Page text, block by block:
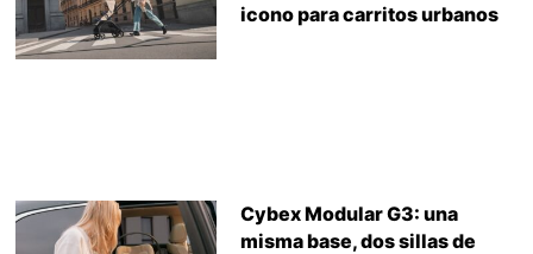
icono para carritos urbanos
Cybex Modular G3: una
misma base, dos sillas de